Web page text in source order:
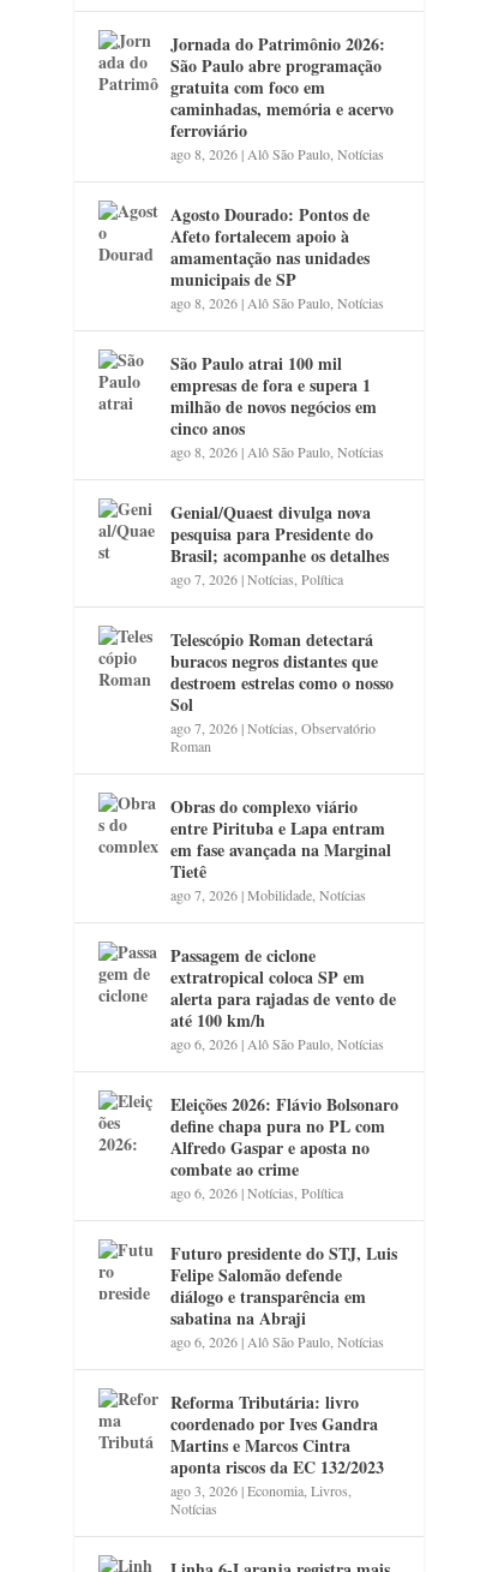
Jornada do Patrimônio 2026:
São Paulo abre programação
gratuita com foco em
caminhadas, memória e acervo
ferroviário
ago 8, 2026| Alô São Paulo ,Notícias
Agosto Dourado: Pontos de
Afeto fortalecem apoio à
amamentação nas unidades
municipais de SP
ago 8, 2026| Alô São Paulo ,Notícias
São Paulo atrai 100 mil
empresas de fora e supera 1
milhão de novos negócios em
cinco anos
ago 8, 2026| Alô São Paulo ,Notícias
Genial/Quaest divulga nova
pesquisa para Presidente do
Brasil; acompanhe os detalhes
ago 7, 2026|Notícias ,Política
Telescópio Roman detectará
buracos negros distantes que
destroem estrelas como o nosso
Sol
ago 7, 2026|Notícias ,Observatório
Roman
Obras do complexo viário
entre Pirituba e Lapa entram
em fase avançada na Marginal
Tietê
ago 7, 2026|Mobilidade ,Notícias
Passagem de ciclone
extratropical coloca SP em
alerta para rajadas de vento de
até 100 km/h
ago 6, 2026| Alô São Paulo ,Notícias
Eleições 2026: Flávio Bolsonaro
define chapa pura no PL com
Alfredo Gaspar e aposta no
combate ao crime
ago 6, 2026|Notícias ,Política
Futuro presidente do STJ, Luis
Felipe Salomão defende
diálogo e transparência em
sabatina na Abraji
ago 6, 2026| Alô São Paulo ,Notícias
Reforma Tributária: livro
coordenado por Ives Gandra
Martins e Marcos Cintra
aponta riscos da EC 132/2023
ago 3, 2026|Economia ,Livros
Notícias